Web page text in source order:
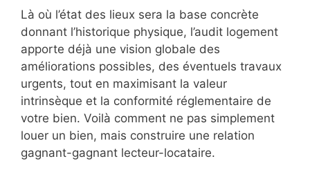
Là où l’état des lieux sera la base concrète
donnant l’historique physique, l’audit logement
apporte déjà une vision globale des
améliorations possibles, des éventuels travaux
urgents, tout en maximisant la valeur
intrinsèque et la conformité réglementaire de
votre bien. Voilà comment ne pas simplement
louer un bien, mais construire une relation
gagnant-gagnant lecteur-locataire.